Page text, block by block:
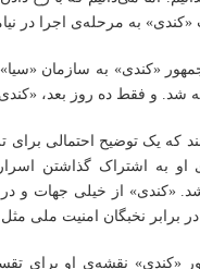
به مرحله‌ی اجرا در
که یک توضیح احتمالی برای
او به اشتراک گذاشتن
«کندی» از خیلی جهات و
در برابر نخبگان امنیت ملی
«کندی» نقشه‌ی او برای